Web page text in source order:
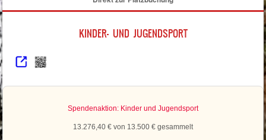
KINDER- UND JUGENDSPORT
Spendenaktion: Kinder und Jugendsport
13.276,40 € von 13.500 € gesammelt